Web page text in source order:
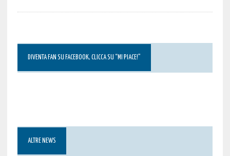
DIVENTA FAN SU FACEBOOK, CLICCA SU “MI PIACE!”
ALTRE NEWS